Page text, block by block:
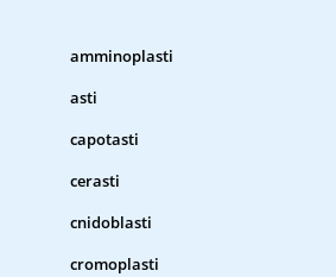
amminoplasti
asti
capotasti
cerasti
cnidoblasti
cromoplasti